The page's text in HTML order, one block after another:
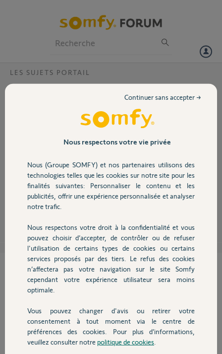
Volet
Sécurité
Domotique
Chauffage
Autres produits
Devis avec un pro
Contact
LES SUJETS PORTAIL
Mon feu orange et mes cellules ne
fonctionnement pas sur ma motorisation
de portail Passeo 600
Seules une antenne (borne 1 et 2) ou une commande filaire à contact sec
(type contact à clés) (borne 3 et 5) peuvent être connectées sur un
Passeo 600.
Cette réponse vous a-t-elle aidé ?
20%des internautes ont trouvé cette réponse utile
Nous respectons votre vie privée
Nous (Groupe SOMFY) et nos partenaires utilisons des
technologies telles que les cookies sur notre site pour les
finalités suivantes: Personnaliser le contenu et les
publicités, offrir une expérience personnalisée et analyser
notre trafic.
Nous respectons votre droit à la confidentialité et vous
pouvez choisir d’accepter, de contrôler ou de refuser
l'utilisation de certains types de cookies ou certains
services proposés par des tiers. Le refus des cookies
n’affectera pas votre navigation sur le site Somfy
cependant votre expérience utilisateur sera moins
optimale.
Vous pouvez changer d'avis ou retirer votre
consentement à tout moment via le centre de
préférences des cookies. Pour plus d’informations,
veuillez consulter notre politique de cookies
Continuer sans accepter →